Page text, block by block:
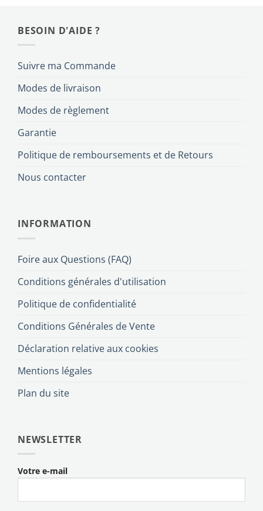
BESOIN D'AIDE ?
Suivre ma Commande
Modes de livraison
Modes de règlement
Garantie
Politique de remboursements et de Retours
Nous contacter
INFORMATION
Foire aux Questions (FAQ)
Conditions générales d'utilisation
Politique de confidentialité
Conditions Générales de Vente
Déclaration relative aux cookies
Mentions légales
Plan du site
NEWSLETTER
Votre e-mail